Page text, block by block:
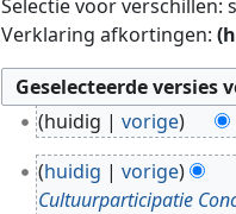
Selectie voor verschillen:
Verklaring afkortingen:
huidig vorige
huidig vorige
Cultuurparticipatie